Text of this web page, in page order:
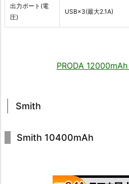
出力ポート(電
圧)
USB×3(最大2.1A)
PRODA
Smith
Smith 10400mAh